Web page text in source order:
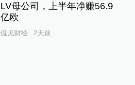
LV母公司，上半年净赚56.9
亿欧
侃见财经 2天前